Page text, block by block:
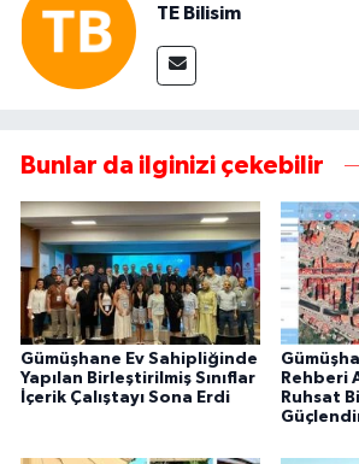
TE Bilisim
Bunlar da ilginizi çekebilir
Gümüşhane Ev Sahipliğinde
Yapılan Birleştirilmiş Sınıflar
İçerik Çalıştayı Sona Erdi
Rehberi
Ruhsat